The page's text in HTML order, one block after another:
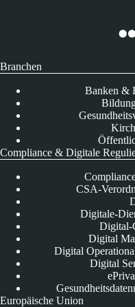
Branchen
Banken &
Compliance & Digitale
CSA-
Digitale-
Digital-
Digital
Digital
Digital
Europäische Union